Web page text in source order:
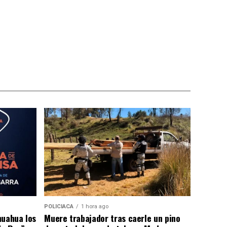
los
POLICIACA 1 hora ago
Muere trabajador tras caerle un pino